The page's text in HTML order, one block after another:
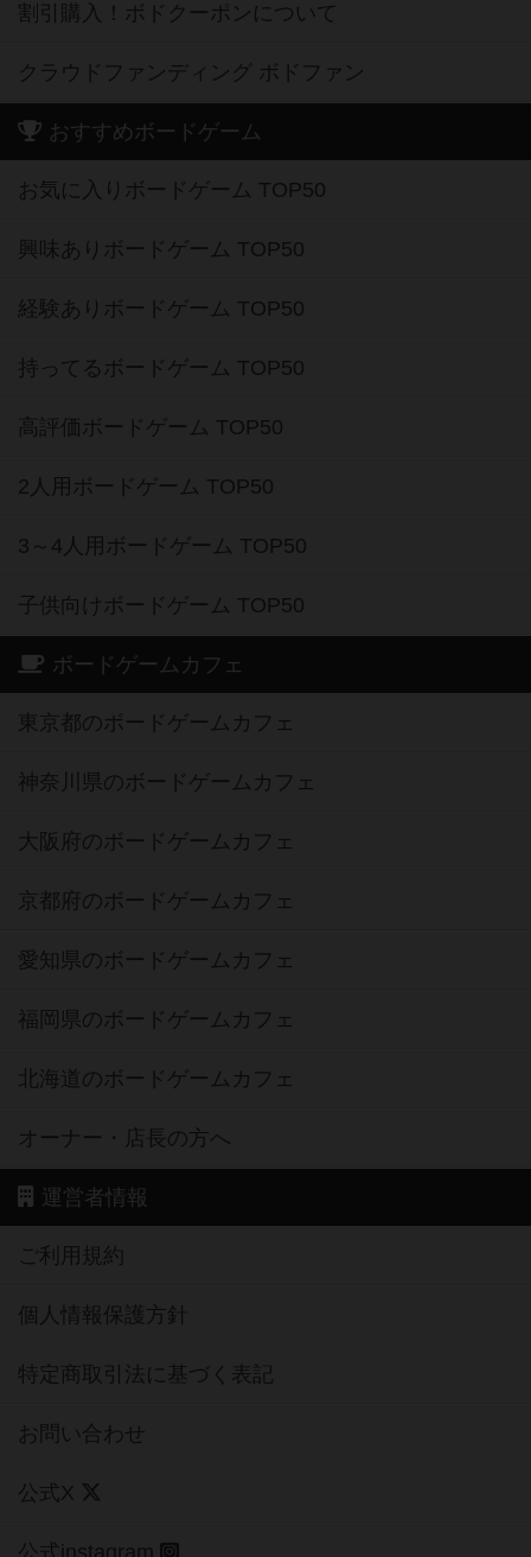
割引購入！ボドクーポンについて
クラウドファンディング ボドファン
おすすめボードゲーム
お気に入りボードゲーム TOP50
興味ありボードゲーム TOP50
経験ありボードゲーム TOP50
持ってるボードゲーム TOP50
高評価ボードゲーム TOP50
2人用ボードゲーム TOP50
3～4人用ボードゲーム TOP50
子供向けボードゲーム TOP50
ボードゲームカフェ
東京都のボードゲームカフェ
神奈川県のボードゲームカフェ
大阪府のボードゲームカフェ
京都府のボードゲームカフェ
愛知県のボードゲームカフェ
福岡県のボードゲームカフェ
北海道のボードゲームカフェ
オーナー・店長の方へ
運営者情報
ご利用規約
個人情報保護方針
特定商取引法に基づく表記
お問い合わせ
公式X